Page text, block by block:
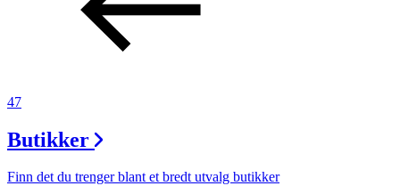
47
Butikker
Finn det du trenger blant et bredt utvalg butikker